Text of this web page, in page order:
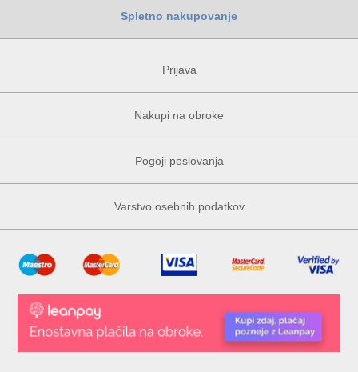
Spletno nakupovanje
Prijava
Nakupi na obroke
Pogoji poslovanja
Varstvo osebnih podatkov